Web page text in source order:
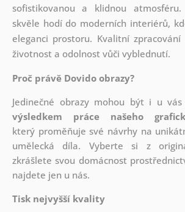
sofistikovanou a klidnou
skvěle hodí do moderních interiérů,
eleganci prostoru. Kvalitní
životnost a odolnost vůči vyblednutí.
Proč právě Dovido obrazy?
Jedinečné obrazy mohou být i u vás
výsledkem práce našeho
který proměňuje své návrhy na
umělecká díla. Vyberte si z
zkrášlete svou domácnost
najdete jen u nás.
Tisk nejvyšší kvality